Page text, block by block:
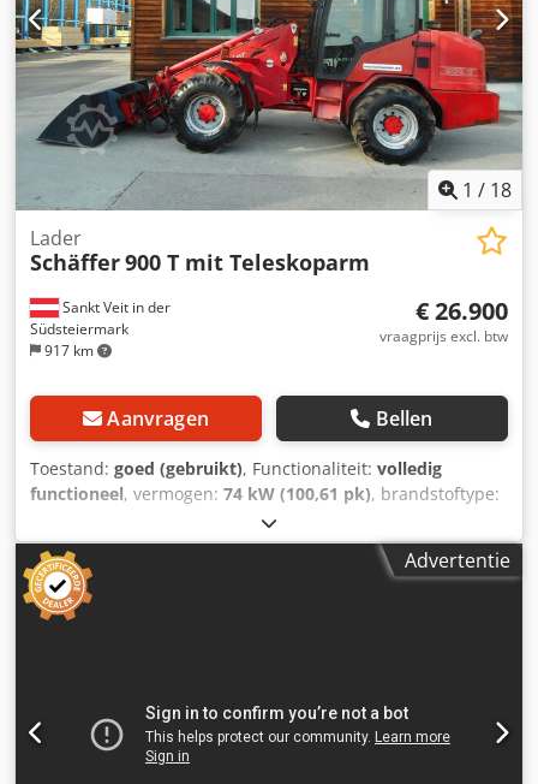
1 / 18
Sankt Veit in der
Südsteiermark
917 km
Lader
Schäffer900 T mit Teleskoparm
€ 26.900
vraagprijs excl. btw
Aanvragen Bellen
Toestand: goed (gebruikt), Functionaliteit: volledig
functioneel, vermogen: 74 kW (100,61 pk), brandstoftype:
, Bouwjaar:
bedrijfsturen:7.768 h, Uitrusting:
aanhangwagenkoppeling, cabine, extra koplampen,
vierwielaandrijving
telescooparm Bouwjaar: 2007 Volgens teller: 7.768 uur
hydraulische functies - TELESCOOPARM - Cabine met
verwarming, airco en radio - Verlichtingsinstallatie -
Joystickbediening - Direct inzetbaar Dsdpeyrtizsfx Ab Rjck -
Advertentie